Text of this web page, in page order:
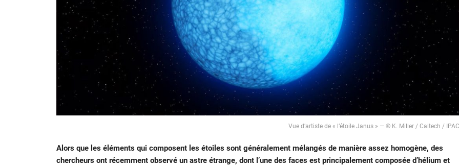
Vue d’artiste de « l’étoile Janus » — © K. Miller / Caltech / IPAC
Alors que les éléments qui composent les étoiles sont généralement mélangés de manière assez homogène, des
chercheurs ont récemment observé un astre étrange, dont l’une des faces est principalement composée d’hélium et